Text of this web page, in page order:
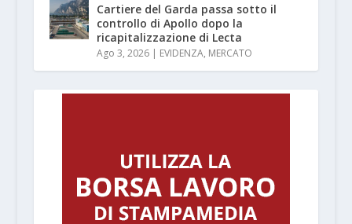
Cartiere del Garda passa sotto il
controllo di Apollo dopo la
ricapitalizzazione di Lecta
Ago 3, 2026| EVIDENZA, MERCATO